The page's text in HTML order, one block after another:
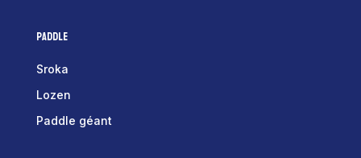
Paddle
Sroka
Lozen
Paddle géant